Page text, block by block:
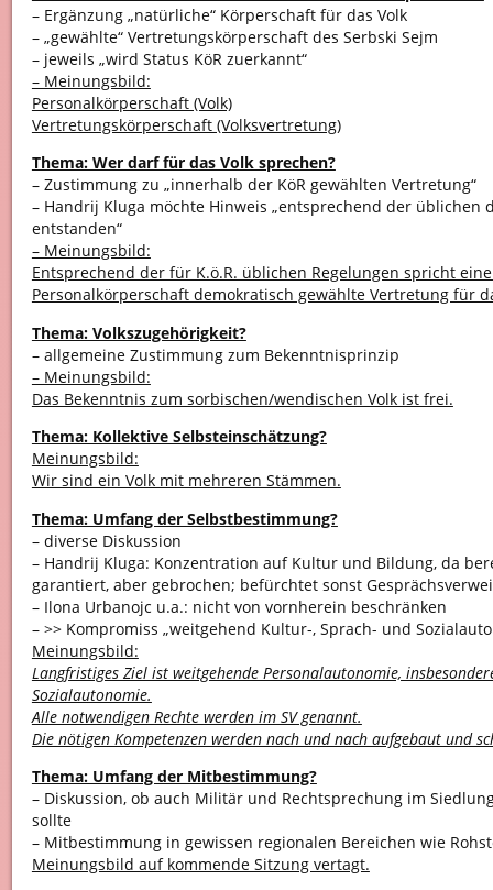
– Ergänzung „natürliche“ Körperschaft für das Volk
– „gewählte“ Vertretungskörperschaft des Serbski Sejm
– jeweils „wird Status KöR zuerkannt“
– Meinungsbild:
Personalkörperschaft (Volk)
Vertretungskörperschaft (Volksvertretung)
Thema: Wer darf für das Volk sprechen?
– Zustimmung zu „innerhalb der KöR gewählten Vertretung“
– Handrij Kluga möchte Hinweis „entsprechend der üblichen
entstanden“
– Meinungsbild:
Entsprechend der für K.ö.R. üblichen Regelungen spricht
Personalkörperschaft demokratisch gewählte Vertretung für
Thema: Volkszugehörigkeit?
– allgemeine Zustimmung zum Bekenntnisprinzip
– Meinungsbild:
Das Bekenntnis zum sorbischen/wendischen Volk ist frei.
Thema: Kollektive Selbsteinschätzung?
Meinungsbild:
Wir sind ein Volk mit mehreren Stämmen.
Thema: Umfang der Selbstbestimmung?
– diverse Diskussion
– Handrij Kluga: Konzentration auf Kultur und Bildung, da
garantiert, aber gebrochen; befürchtet sonst
– Ilona Urbanojc u.a.: nicht von vornherein beschränken
– >> Kompromiss „weitgehend Kultur-, Sprach- und
Meinungsbild:
Langfristiges Ziel ist weitgehende Personalautonomie,
Sozialautonomie.
Alle notwendigen Rechte werden im SV genannt.
Die nötigen Kompetenzen werden nach und nach aufgebaut und
Thema: Umfang der Mitbestimmung?
– Diskussion, ob auch Militär und Rechtsprechung im
sollte
– Mitbestimmung in gewissen regionalen Bereichen wie
Meinungsbild auf kommende Sitzung vertagt.